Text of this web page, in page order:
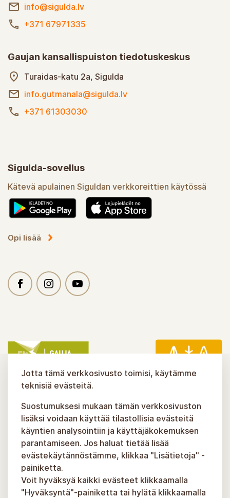
info@sigulda.lv
+371 67971335
Gaujan kansallispuiston tiedotuskeskus
Turaidas-katu 2a, Sigulda
info.gutmanala@sigulda.lv
+371 61303030
Sigulda-sovellus
Kätevä apulainen Siguldan verkkoreittien käytössä
Opi lisää
Jotta tämä verkkosivusto toimisi, käytämme
teknisiä evästeitä.
Suostumuksesi mukaan tämän verkkosivuston
lisäksi voidaan käyttää tilastollisia evästeitä
käyntien analysointiin ja käyttäjäkokemuksen
parantamiseen. Jos haluat tietää lisää
evästekäytännöstämme, klikkaa "Lisätietoja" -
painiketta.
Voit hyväksyä kaikki evästeet klikkaamalla
"Hyväksyntä"-painiketta tai hylätä klikkaamalla